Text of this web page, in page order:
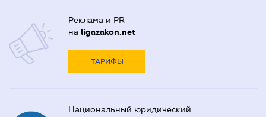
Реклама и PR
на ligazakon.net
ТАРИФЫ
Национальный юридический